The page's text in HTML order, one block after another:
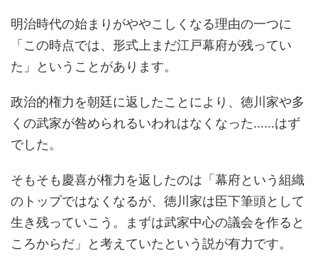
明治時代の始まりがややこしくなる理由の一つに
「この時点では、形式上まだ江戸幕府が残ってい
た」ということがあります。
政治的権力を朝廷に返したことにより、徳川家や多
くの武家が咎められるいわれはなくなった……はず
でした。
そもそも慶喜が権力を返したのは「幕府という組織
のトップではなくなるが、徳川家は臣下筆頭として
生き残っていこう。まずは武家中心の議会を作ると
ころからだ」と考えていたという説が有力です。